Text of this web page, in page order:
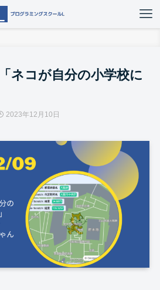
ネコが自分の小学校に
2023年12月10日